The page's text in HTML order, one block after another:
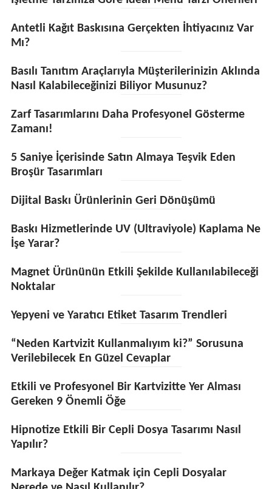
Antetli Kağıt Baskısına Gerçekten İhtiyacınız Var
Mı?
Basılı Tanıtım Araçlarıyla Müşterilerinizin Aklında
Nasıl Kalabileceğinizi Biliyor Musunuz?
Zarf Tasarımlarını Daha Profesyonel Gösterme
Zamanı!
5 Saniye İçerisinde Satın Almaya Teşvik Eden
Broşür Tasarımları
Dijital Baskı Ürünlerinin Geri Dönüşümü
Baskı Hizmetlerinde UV (Ultraviyole) Kaplama Ne
İşe Yarar?
Magnet Ürününün Etkili Şekilde Kullanılabileceği
Noktalar
Yepyeni ve Yaratıcı Etiket Tasarım Trendleri
“Neden Kartvizit Kullanmalıyım ki?” Sorusuna
Verilebilecek En Güzel Cevaplar
Etkili ve Profesyonel Bir Kartvizitte Yer Alması
Gereken 9 Önemli Öğe
Hipnotize Etkili Bir Cepli Dosya Tasarımı Nasıl
Yapılır?
Markaya Değer Katmak için Cepli Dosyalar